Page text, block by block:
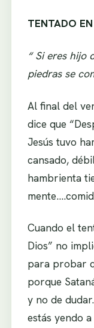
TENTADO
“ Si eres hijo
piedras se
Al final del
dice que
Jesús tuvo
cansado,
hambrienta
Cuando el
Dios” no
para probar
porque
y no de
estás yendo